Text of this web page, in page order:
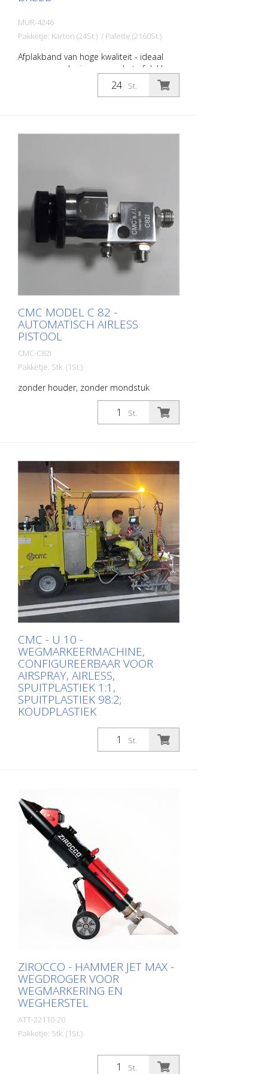
MÜR-4246
Pakketje: Karton (24St.) / Palette (2160St.)
Afplakband van hoge kwaliteit - ideaal
voor wegmarkeringen voor het afplakken
van veiligheidspaden, borden, symbolen,
enz. Breedte: 50 mm Lengte: 50 meter
St.
CMC MODEL C 82 -
AUTOMATISCH AIRLESS
PISTOOL
CMC-C82I
Pakketje: Stk. (1St.)
zonder houder, zonder mondstuk
St.
CMC - U 10 -
WEGMARKEERMACHINE,
CONFIGUREERBAAR VOOR
AIRSPRAY, AIRLESS,
SPUITPLASTIEK 1:1,
SPUITPLASTIEK 98:2;
KOUDPLASTIEK
stabiliteit gegarandeerd moeten worden
met een compacte 4-wielige
wegmarkeermachine. Met zijn
middelgrote tankinhoud is de U 10 de
ideale oplossing voor wegmarkeringen op
landelijke wegen of in grotere steden. Hij
is ook geschikt voor
markeringswerkzaamheden op
luchthavens. Uitgerust volgens uw
vereisten: - Configureerbaar voor airspray,
airless, koud plastic 1:1, koud plastic 98:2
St.
ZIROCCO - HAMMER JET MAX -
WEGDROGER VOOR
WEGMARKERING EN
WEGHERSTEL
ATT-22110-20
Pakketje: Stk. (1St.)
Zirocco - Hammer Jet MAX: De
geavanceerde versie van de Hammer Jet
St.